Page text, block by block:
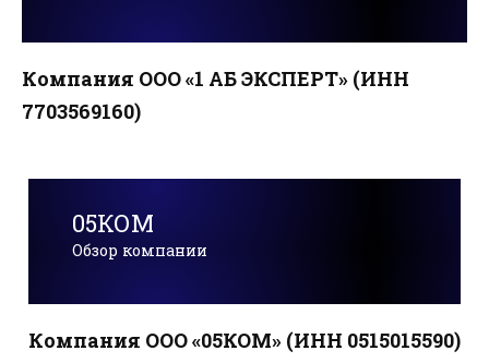
Компания ООО «1 АБ ЭКСПЕРТ» (ИНН
7703569160)
05КОМ
Обзор компании
Компания ООО «05КОМ» (ИНН 0515015590)